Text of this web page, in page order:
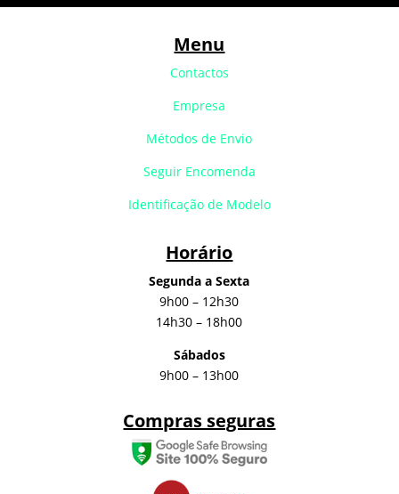
Menu
Contactos
Empresa
Métodos de Envio
Seguir Encomenda
Identificação de Modelo
Horário
Segunda a Sexta
9h00 – 12h30
14h30 – 18h00
Sábados
9h00 – 13h00
Compras seguras